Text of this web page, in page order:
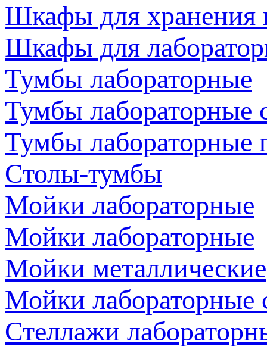
Шкафы для хранения
Шкафы для
Тумбы лабораторные
Тумбы лабораторные
Тумбы лабораторные
Столы-тумбы
Мойки лабораторные
Мойки лабораторные
Мойки металлические
Мойки лабораторные
Стеллажи